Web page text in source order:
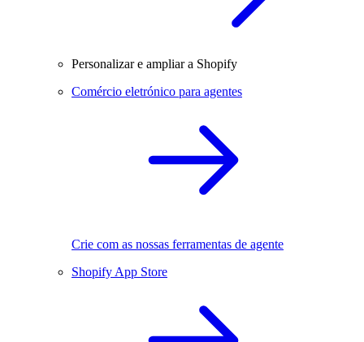
Personalizar e ampliar a Shopify
Comércio eletrónico para agentes
Crie com as nossas ferramentas de agente
Shopify App Store